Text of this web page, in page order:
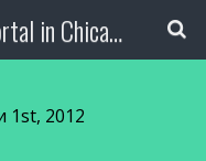
The Bulgarian Media Portal in Chicago
1st, 2012